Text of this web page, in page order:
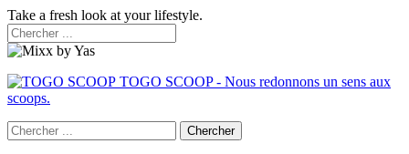
Take a fresh look at your lifestyle.
TOGO SCOOP - Nous redonnons un sens aux
scoops.